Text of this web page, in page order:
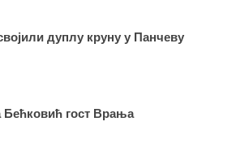
дуплу круну у Панчеву
Бећковић гост Врања